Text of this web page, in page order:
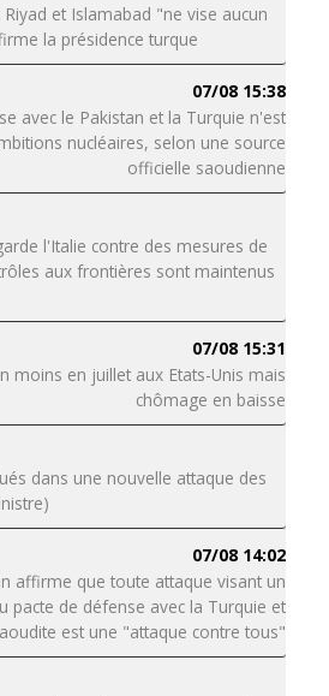
et Islamabad "ne vise aucun
la présidence turque
07/08 15:38
avec le Pakistan et la Turquie n'est
nucléaires, selon une source
officielle saoudienne
l'Italie contre des mesures de
aux frontières sont maintenus
07/08 15:31
moins en juillet aux Etats-Unis mais
chômage en baisse
dans une nouvelle attaque des
07/08 14:02
affirme que toute attaque visant un
pacte de défense avec la Turquie et
est une "attaque contre tous"